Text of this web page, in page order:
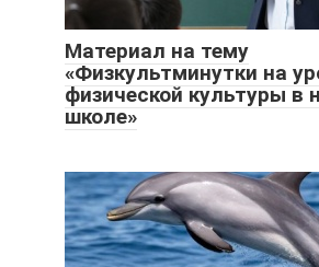
Материал на тему
«Физкультминутки на
физической культуры в
школе»